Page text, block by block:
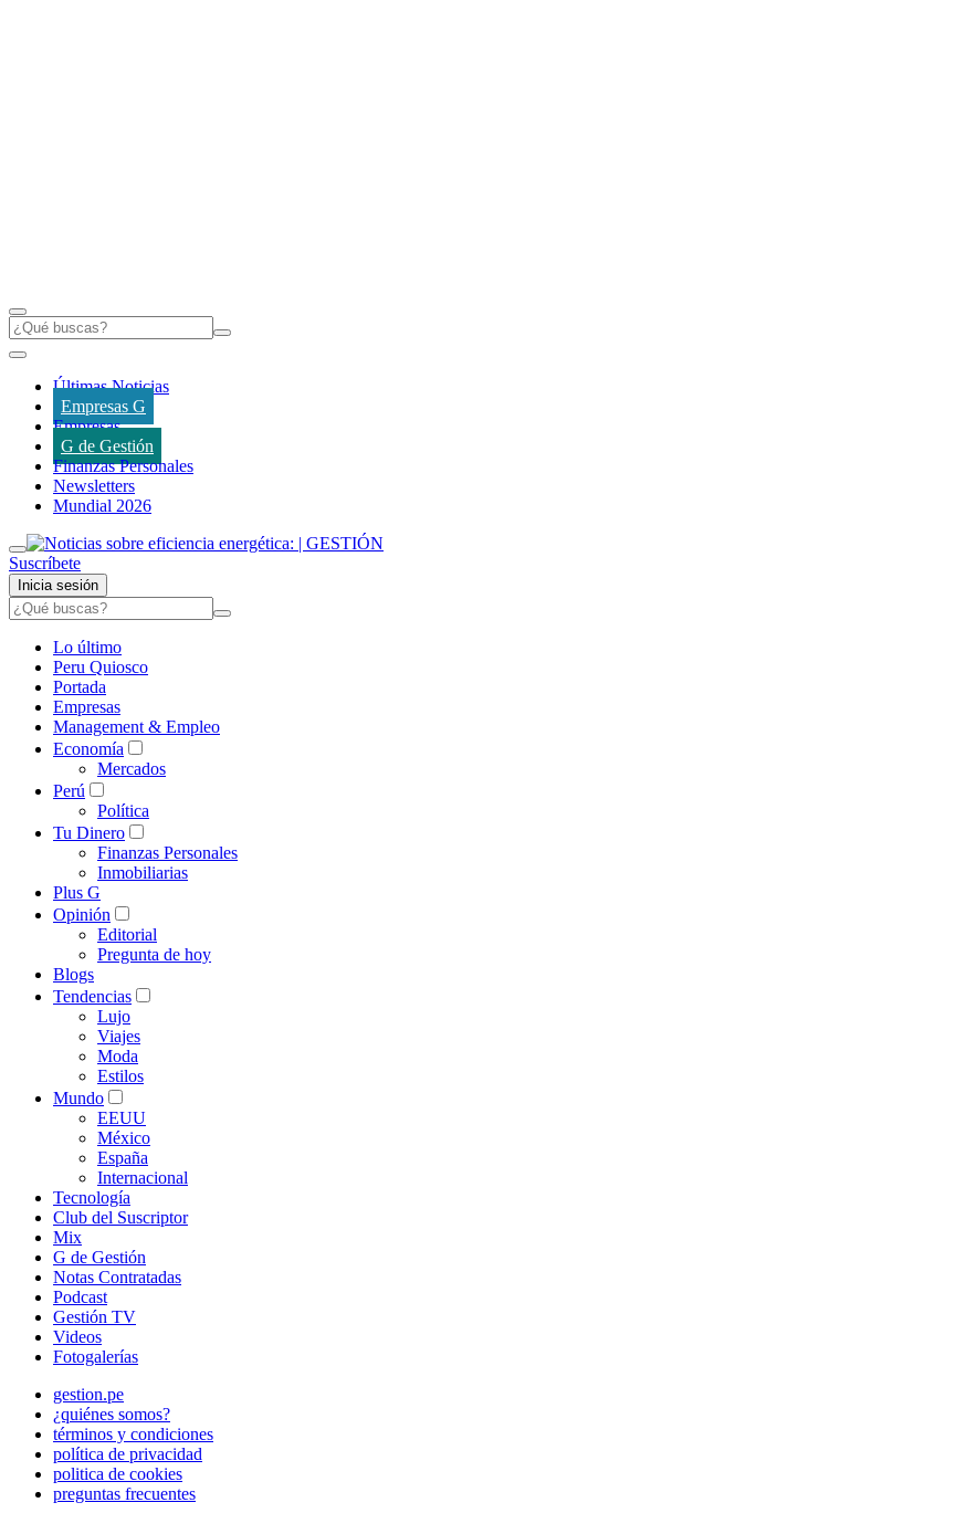
Últimas Noticias
Empresas G
Empresas
G de Gestión
Finanzas Personales
Newsletters
Mundial 2026
Suscríbete
Inicia sesión
Lo último
Peru Quiosco
Portada
Empresas
Management & Empleo
Economía
Mercados
Perú
Política
Tu Dinero
Finanzas Personales
Inmobiliarias
Plus G
Opinión
Editorial
Pregunta de hoy
Blogs
Tendencias
Lujo
Viajes
Moda
Estilos
Mundo
EEUU
México
España
Internacional
Tecnología
Club del Suscriptor
Mix
G de Gestión
Notas Contratadas
Podcast
Gestión TV
Videos
Fotogalerías
gestion.pe
¿quiénes somos?
términos y condiciones
política de privacidad
politica de cookies
preguntas frecuentes